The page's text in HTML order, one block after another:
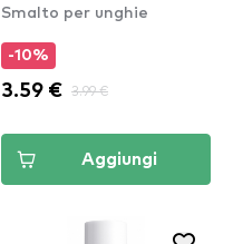
Smalto per unghie
-10%
3.59 € 3.99 €
Aggiungi